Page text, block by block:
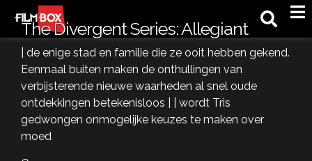
The Divergent Series: Allegiant
| de enige stad en familie die ze ooit hebben gekend.
Eenmaal buiten maken de onthullingen van
verbijsterende nieuwe waarheden al snel oude
ontdekkingen betekenisloos | | wordt Tris
gedwongen onmogelijke keuzes te maken over
moed